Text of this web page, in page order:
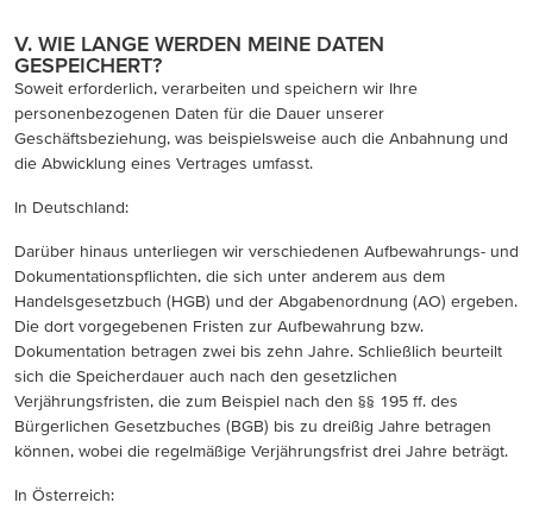
V. WIE LANGE WERDEN MEINE DATEN
GESPEICHERT?
Soweit erforderlich, verarbeiten und speichern wir Ihre
personenbezogenen Daten für die Dauer unserer
Geschäftsbeziehung, was beispielsweise auch die Anbahnung und
die Abwicklung eines Vertrages umfasst.
In Deutschland:
Darüber hinaus unterliegen wir verschiedenen Aufbewahrungs- und
Dokumentationspflichten, die sich unter anderem aus dem
Handelsgesetzbuch (HGB) und der Abgabenordnung (AO) ergeben.
Die dort vorgegebenen Fristen zur Aufbewahrung bzw.
Dokumentation betragen zwei bis zehn Jahre. Schließlich beurteilt
sich die Speicherdauer auch nach den gesetzlichen
Verjährungsfristen, die zum Beispiel nach den §§ 195 ff. des
Bürgerlichen Gesetzbuches (BGB) bis zu dreißig Jahre betragen
können, wobei die regelmäßige Verjährungsfrist drei Jahre beträgt.
In Österreich: